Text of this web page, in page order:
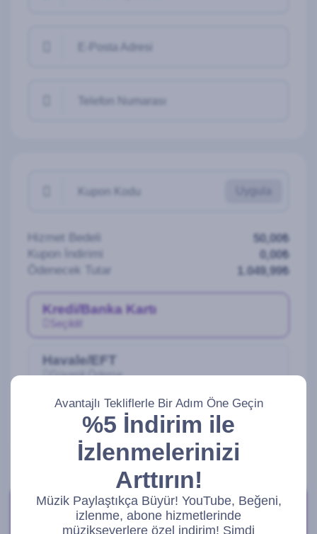
Avantajlı Tekliflerle Bir Adım Öne Geçin
%5 İndirim ile
İzlenmelerinizi
Arttırın!
Müzik Paylaştıkça Büyür! YouTube, Beğeni,
izlenme, abone hizmetlerinde
müzikseverlere özel indirim! Şimdi
E-Posta Adresi
Telefon Numarası
Kupon Kodu
Hizmet Bedeli
50,00₺
Kupon İndirimi
0,00₺
Ödenecek Tutar
1.049,99₺
Kredi/Banka Kartı
Seçildi!
Havale/EFT
Güvenli Ödeme
Ödeme Yap
Bize Ulaşabilirsiniz!
Aktif iletişim adreslerimizden bize ulaşabilirsiniz.